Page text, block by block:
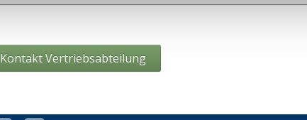
Kontakt Vertriebsabteilung